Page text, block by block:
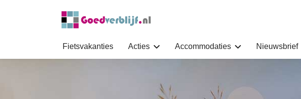
Fietsvakanties Acties Accommodaties Nieuwsbrief